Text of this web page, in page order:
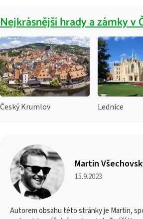
Nejkrásnější hrady a zámky v
Český Krumlov Lednice
Martin
15.9.2023
Autorem obsahu této stránky je Martin,